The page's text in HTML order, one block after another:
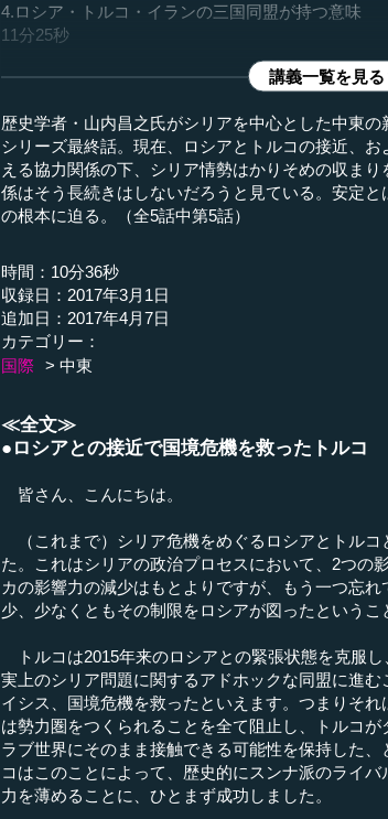
4.ロシア・トルコ・イランの三国同盟が持つ意味
11分25秒
講義一覧を見
歴史学者・山内昌之氏がシリアを中心とした中東
シリーズ最終話。現在、ロシアとトルコの接近、
える協力関係の下、シリア情勢はかりそめの収ま
係はそう長続きはしないだろうと見ている。安定
の根本に迫る。（全5話中第5話）
時間：10分36秒
収録日：2017年3月1日
追加日：2017年4月7日
カテゴリー：
国際
中東
≪全文≫
●ロシアとの接近で国境危機を救ったトルコ
皆さん、こんにちは。
（これまで）シリア危機をめぐるロシアとトルコ
た。これはシリアの政治プロセスにおいて、2つの
カの影響力の減少はもとよりですが、もう一つ忘
少、少なくともその制限をロシアが図ったというこ
トルコは2015年来のロシアとの緊張状態を克服
実上のシリア問題に関するアドホックな同盟に進
イシス、国境危機を救ったといえます。つまりそ
は勢力圏をつくられることを全て阻止し、トルコ
ラブ世界にそのまま接触できる可能性を保持した
コはこのことによって、歴史的にスンナ派のライ
力を薄めることに、ひとまず成功しました。